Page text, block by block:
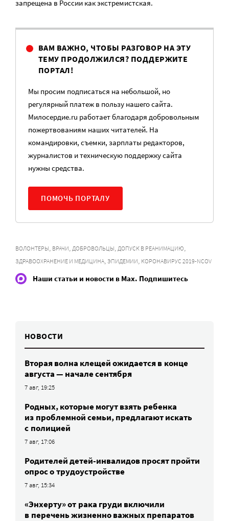
запрещена в России как экстремистская.
ВАМ ВАЖНО, ЧТОБЫ РАЗГОВОР НА ЭТУ
ТЕМУ ПРОДОЛЖИЛСЯ? ПОДДЕРЖИТЕ
ПОРТАЛ!
Мы просим подписаться на небольшой, но
регулярный платеж в пользу нашего сайта.
Милосердие.ru работает благодаря добровольным
пожертвованиям наших читателей. На
командировки, съемки, зарплаты редакторов,
журналистов и техническую поддержку сайта
нужны средства.
ПОМОЧЬ ПОРТАЛУ
ВОЛОНТЕРЫ ВРАЧИ ДОБРОВОЛЬЦЫ ДОПУСК В РЕАНИМАЦИЮ
ЗДРАВООХРАНЕНИЕ И МЕДИЦИНА ЭПИДЕМИИ КОРОНАВИРУС 2019-NCOV
Наши статьи и новости в Max. Подпишитесь
НОВОСТИ
Вторая волна клещей ожидается в конце
августа — начале сентября
7 авг, 19:25
Родных, которые могут взять ребенка
из проблемной семьи, предлагают искать
с полицией
7 авг, 17:06
Родителей детей-инвалидов просят пройти
опрос о трудоустройстве
7 авг, 15:34
«Энхерту» от рака груди включили
в перечень жизненно важных препаратов